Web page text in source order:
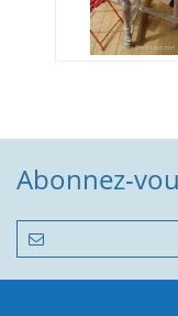
Abonnez-